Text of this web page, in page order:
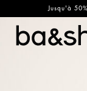
Jusqu'à
ba&sh